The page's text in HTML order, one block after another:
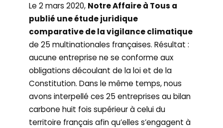
Le 2 mars 2020, Notre Affaire à Tous a
publié une étude juridique
comparative de la vigilance climatique
de 25 multinationales françaises. Résultat :
aucune entreprise ne se conforme aux
obligations découlant de la loi et de la
Constitution. Dans le même temps, nous
avons interpellé ces 25 entreprises au bilan
carbone huit fois supérieur à celui du
territoire français afin qu’elles s’engagent à